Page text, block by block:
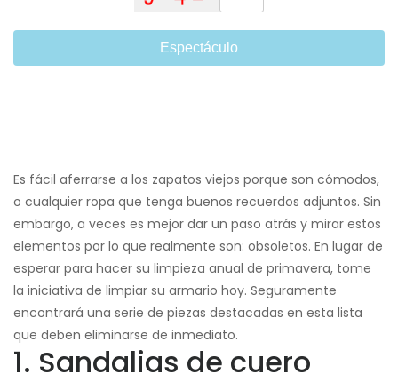
Espectáculo
Es fácil aferrarse a los zapatos viejos porque son cómodos,
o cualquier ropa que tenga buenos recuerdos adjuntos. Sin
embargo, a veces es mejor dar un paso atrás y mirar estos
elementos por lo que realmente son: obsoletos. En lugar de
esperar para hacer su limpieza anual de primavera, tome
la iniciativa de limpiar su armario hoy. Seguramente
encontrará una serie de piezas destacadas en esta lista
que deben eliminarse de inmediato.
1. Sandalias de cuero